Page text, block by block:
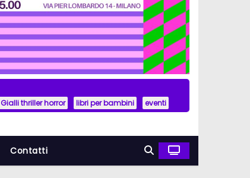
Gialli thriller horror libri per bambini eventi
Contatti